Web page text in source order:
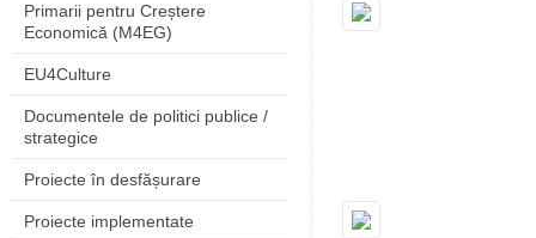
Primarii pentru Creștere
Economică (M4EG)
EU4Culture
Documentele de politici publice /
strategice
Proiecte în desfășurare
Proiecte implementate